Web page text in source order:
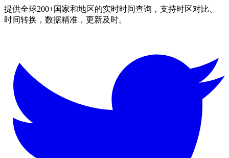
提供全球200+国家和地区的实时时间查询，支持时区对比、
时间转换，数据精准，更新及时。